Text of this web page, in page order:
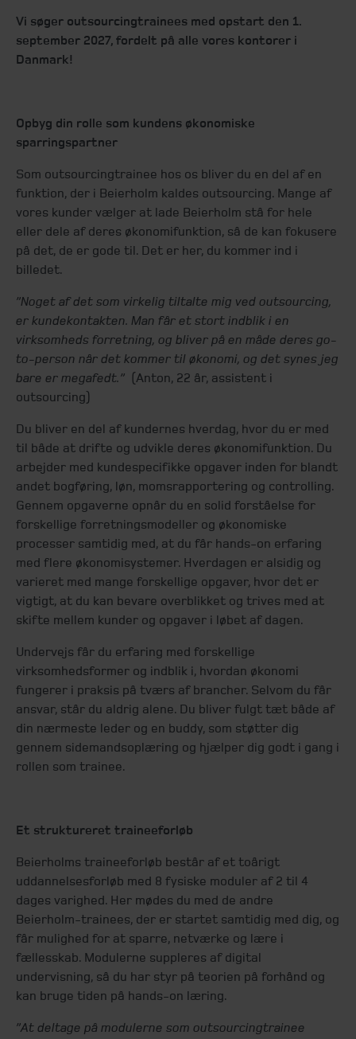
Vi søger outsourcingtrainees med opstart den 1.
september 2027, fordelt på alle vores kontorer i
Danmark!
Opbyg din rolle som kundens økonomiske
sparringspartner
Som outsourcingtrainee hos os bliver du en del af en
funktion, der i Beierholm kaldes outsourcing. Mange af
vores kunder vælger at lade Beierholm stå for hele
eller dele af deres økonomifunktion, så de kan fokusere
på det, de er gode til. Det er her, du kommer ind i
billedet.
”Noget af det som virkelig tiltalte mig ved outsourcing,
er kundekontakten. Man får et stort indblik i en
virksomheds forretning, og bliver på en måde deres go-
to-person når det kommer til økonomi, og det synes jeg
bare er megafedt.” (Anton, 22 år, assistent i
outsourcing)
Du bliver en del af kundernes hverdag, hvor du er med
til både at drifte og udvikle deres økonomifunktion. Du
arbejder med kundespecifikke opgaver inden for blandt
andet bogføring, løn, momsrapportering og controlling.
Gennem opgaverne opnår du en solid forståelse for
forskellige forretningsmodeller og økonomiske
processer samtidig med, at du får hands-on erfaring
med flere økonomisystemer. Hverdagen er alsidig og
varieret med mange forskellige opgaver, hvor det er
vigtigt, at du kan bevare overblikket og trives med at
skifte mellem kunder og opgaver i løbet af dagen.
Undervejs får du erfaring med forskellige
virksomhedsformer og indblik i, hvordan økonomi
fungerer i praksis på tværs af brancher. Selvom du får
ansvar, står du aldrig alene. Du bliver fulgt tæt både af
din nærmeste leder og en buddy, som støtter dig
gennem sidemandsoplæring og hjælper dig godt i gang i
rollen som trainee.
Et struktureret traineeforløb
Beierholms traineeforløb består af et toårigt
uddannelsesforløb med 8 fysiske moduler af 2 til 4
dages varighed. Her mødes du med de andre
Beierholm-trainees, der er startet samtidig med dig, og
får mulighed for at sparre, netværke og lære i
fællesskab. Modulerne suppleres af digital
undervisning, så du har styr på teorien på forhånd og
kan bruge tiden på hands-on læring.
”At deltage på modulerne som outsourcingtrainee